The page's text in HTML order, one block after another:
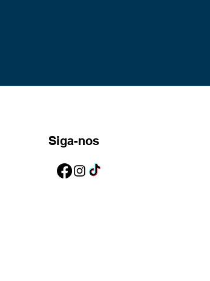
Siga-nos